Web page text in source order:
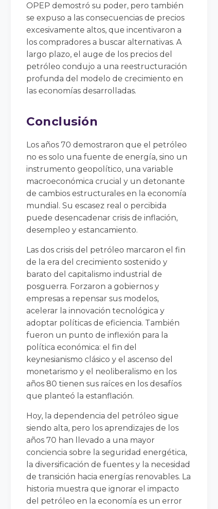
OPEP demostró su poder, pero también
se expuso a las consecuencias de precios
excesivamente altos, que incentivaron a
los compradores a buscar alternativas. A
largo plazo, el auge de los precios del
petróleo condujo a una reestructuración
profunda del modelo de crecimiento en
las economías desarrolladas.
Conclusión
Los años 70 demostraron que el petróleo
no es solo una fuente de energía, sino un
instrumento geopolítico, una variable
macroeconómica crucial y un detonante
de cambios estructurales en la economía
mundial. Su escasez real o percibida
puede desencadenar crisis de inflación,
desempleo y estancamiento.
Las dos crisis del petróleo marcaron el fin
de la era del crecimiento sostenido y
barato del capitalismo industrial de
posguerra. Forzaron a gobiernos y
empresas a repensar sus modelos,
acelerar la innovación tecnológica y
adoptar políticas de eficiencia. También
fueron un punto de inflexión para la
política económica: el fin del
keynesianismo clásico y el ascenso del
monetarismo y el neoliberalismo en los
años 80 tienen sus raíces en los desafíos
que planteó la estanflación.
Hoy, la dependencia del petróleo sigue
siendo alta, pero los aprendizajes de los
años 70 han llevado a una mayor
conciencia sobre la seguridad energética,
la diversificación de fuentes y la necesidad
de transición hacia energías renovables. La
historia muestra que ignorar el impacto
del petróleo en la economía es un error